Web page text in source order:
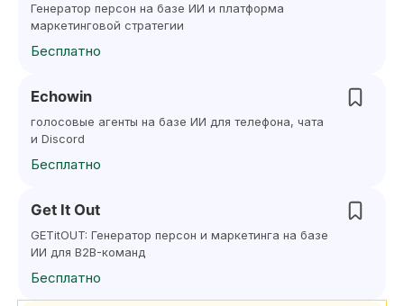
Генератор персон на базе ИИ и платформа
маркетинговой стратегии
Бесплатно
Echowin
голосовые агенты на базе ИИ для телефона, чата
и Discord
Бесплатно
Get It Out
GETitOUT: Генератор персон и маркетинга на базе
ИИ для B2B-команд
Бесплатно